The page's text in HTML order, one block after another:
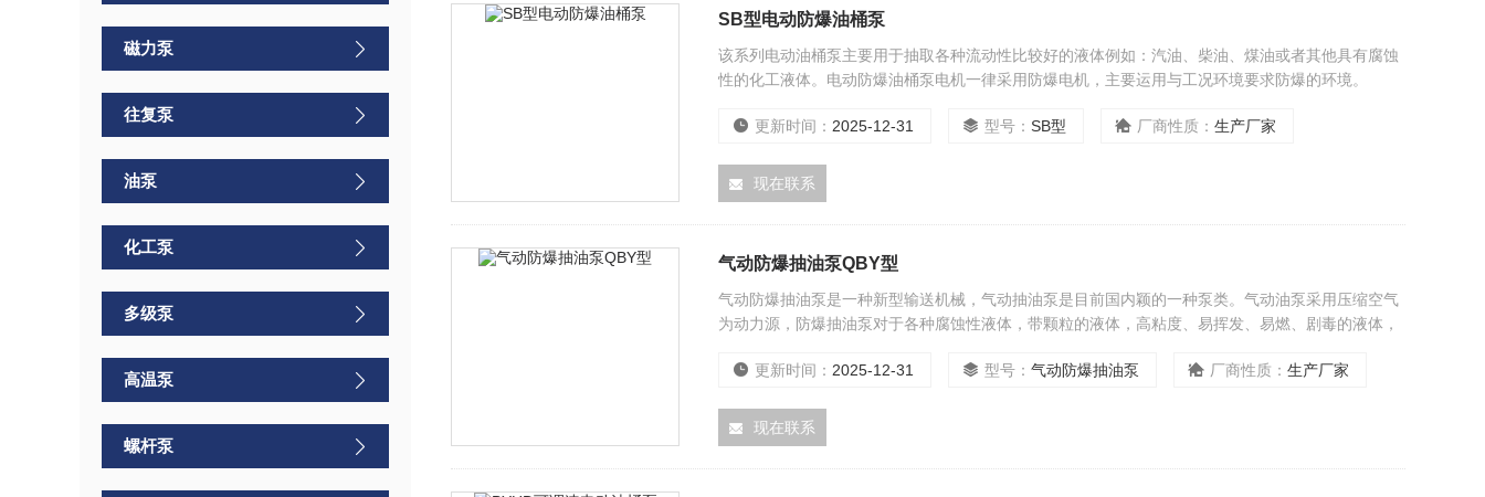
磁力泵
往复泵
油泵
化工泵
多级泵
高温泵
螺杆泵
SB型电动防爆油桶泵
该系列电动油桶泵主要用于抽取各种流动性比较好的液体例如：汽油、柴油、煤油或者其他具有腐蚀
性的化工液体。电动防爆油桶泵电机一律采用防爆电机，主要运用与工况环境要求防爆的环境。
更新时间： 2025-12-31 型号： SB型 厂商性质： 生产厂家
现在联系
气动防爆抽油泵QBY型
气动防爆抽油泵是一种新型输送机械，气动抽油泵是目前国内颖的一种泵类。气动油泵采用压缩空气
为动力源，防爆抽油泵对于各种腐蚀性液体，带颗粒的液体，高粘度、易挥发、易燃、剧毒的液体，
更新时间： 2025-12-31 型号： 气动防爆抽油泵 厂商性质： 生产厂家
现在联系